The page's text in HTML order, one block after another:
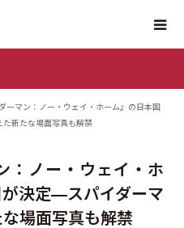
ーマン：ノー・ウェイ・ホーム』の日本国
新たな場面写真も解禁
：ノー・ウェイ・ホ
決定—スパイダーマ
場面写真も解禁